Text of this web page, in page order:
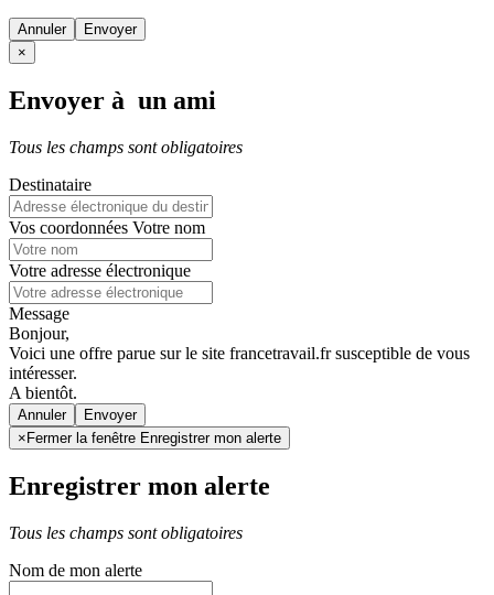
Annuler
×
Envoyer à un ami
Tous les champs sont obligatoires
Destinataire
Vos coordonnées Votre nom
Votre adresse électronique
Message
Bonjour,
Voici une offre parue sur le site francetravail.fr susceptible de vous
intéresser.
A bientôt.
Annuler
× Fermer la fenêtre Enregistrer mon alerte
Enregistrer mon alerte
Tous les champs sont obligatoires
Nom de mon alerte